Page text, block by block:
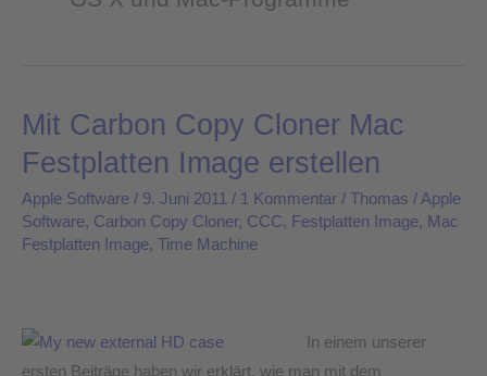
Mit Carbon Copy Cloner Mac
Festplatten Image erstellen
Apple Software / 9. Juni 2011 / 1 Kommentar / Thomas / Apple
Software, Carbon Copy Cloner, CCC, Festplatten Image, Mac
Festplatten Image, Time Machine
In einem unserer
ersten Beiträge haben wir erklärt, wie man mit dem
Mit
Carbon
Copy
Cloner
Mac
erstellen